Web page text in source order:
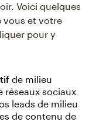
Voici quelques
vous et votre
pour y
de milieu
réseaux sociaux
leads de milieu
de contenu de